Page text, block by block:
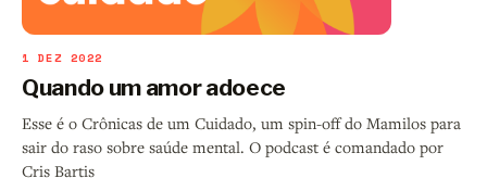
1 DEZ 2022
Quando um amor adoece
Esse é o Crônicas de um Cuidado, um spin-off do Mamilos para
sair do raso sobre saúde mental. O podcast é comandado por
Cris Bartis